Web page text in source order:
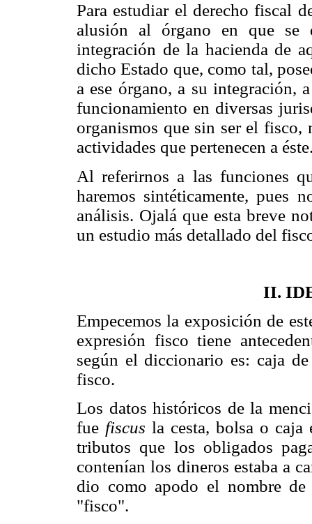
Para estudiar el derecho fiscal
alusión al órgano en que se
integración de la hacienda de
dicho Estado que, como tal,
a ese órgano, a su integración,
funcionamiento en diversas
organismos que sin ser el fisco,
actividades que pertenecen a
Al referirnos a las funciones
haremos sintéticamente, pues
análisis. Ojalá que esta breve
un estudio más detallado del
II.
Empecemos la exposición de
expresión fisco tiene
según el diccionario es: caja
fisco.
Los datos históricos de la
fue fiscus la cesta, bolsa o caja
tributos que los obligados
contenían los dineros estaba a
dio como apodo el nombre
"fisco".